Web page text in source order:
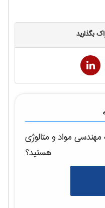
بگذارید
مهندسی مواد و متالوژی
هستید؟